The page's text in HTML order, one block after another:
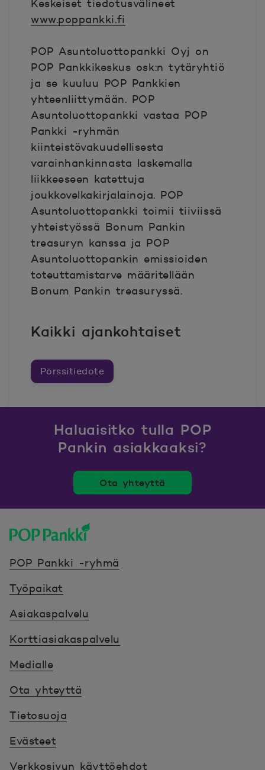
Keskeiset tiedotusvälineet
www.poppankki.fi
POP Asuntoluottopankki Oyj on
POP Pankkikeskus osk:n tytäryhtiö
ja se kuuluu POP Pankkien
yhteenliittymään. POP
Asuntoluottopankki vastaa POP
Pankki -ryhmän
kiinteistövakuudellisesta
varainhankinnasta laskemalla
liikkeeseen katettuja
joukkovelkakirjalainoja. POP
Asuntoluottopankki toimii tiiviissä
yhteistyössä Bonum Pankin
treasuryn kanssa ja POP
Asuntoluottopankin emissioiden
toteuttamistarve määritellään
Bonum Pankin treasuryssä.
Kaikki ajankohtaiset
Pörssitiedote
Haluaisitko tulla POP
Pankin asiakkaaksi?
Ota yhteyttä
POP Pankki -ryhmä
Työpaikat
Asiakaspalvelu
Korttiasiakaspalvelu
Medialle
Ota yhteyttä
Tietosuoja
Evästeet
Verkkosivun käyttöehdot